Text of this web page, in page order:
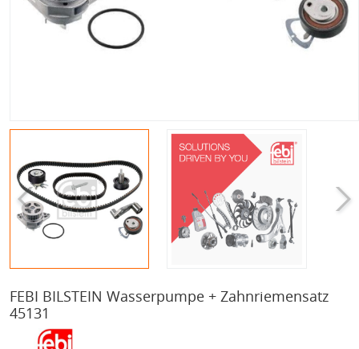
FEBI BILSTEIN Wasserpumpe + Zahnriemensatz
45131